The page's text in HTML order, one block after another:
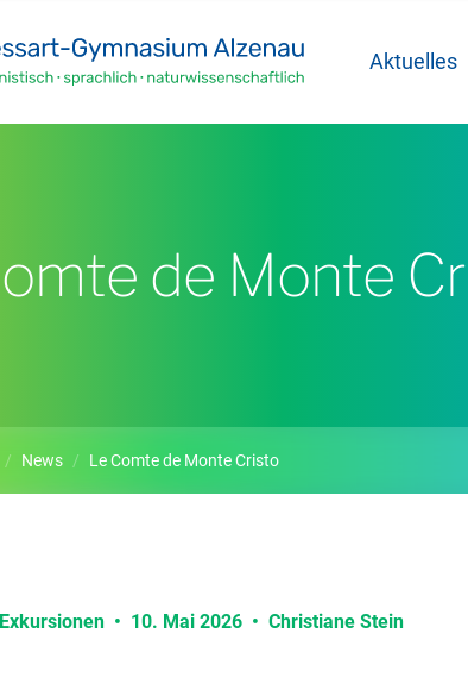
Aktuelles
de Monte
News Le Comte de Monte Cristo
Exkursionen • 10. Mai 2026 • Christiane Stein